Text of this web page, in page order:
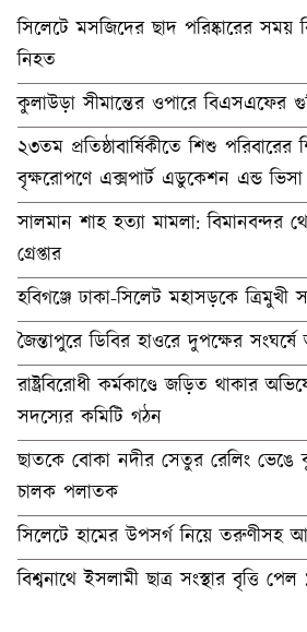
সিলেটে মসজিদের ছাদ পরিষ্কারের সময়
নিহত
কুলাউড়া সীমান্তের ওপারে বিএসএফের
২৩তম প্রতিষ্ঠাবার্ষিকীতে শিশু
বৃক্ষরোপণে এক্সপার্ট এডুকেশন এন্ড ভিসা
সালমান শাহ হত্যা মামলা: বিমানবন্দর
গ্রেপ্তার
হবিগঞ্জে ঢাকা-সিলেট মহাসড়কে ত্রিমুখী
জৈন্তাপুরে ডিবির হাওরে দুপক্ষের
রাষ্ট্রবিরোধী কর্মকাণ্ডে জড়িত থাকার
সদস্যের কমিটি গঠন
ছাতকে বোকা নদীর সেতুর রেলিং ভেঙে
চালক পলাতক
সিলেটে হামের উপসর্গ নিয়ে
বিশ্বনাথে ইসলামী ছাত্র সংস্থার বৃত্তি পেল